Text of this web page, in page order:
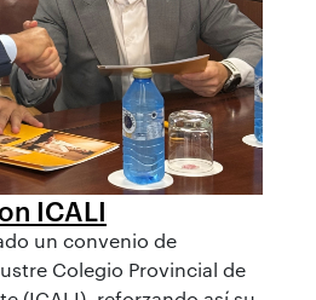
ICALI
un convenio de
Colegio Provincial de